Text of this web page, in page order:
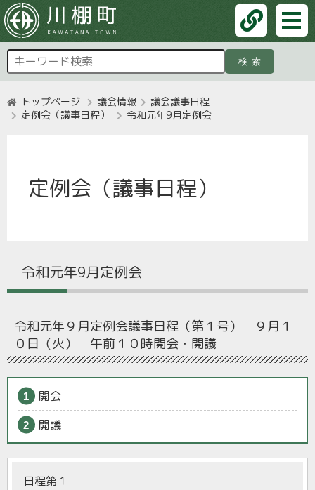
検索
トップページ 議会情報
議会議事日程
定例会（議事日程）
令和元年9月定例会
定例会（議事日程）
令和元年9月定例会
令和元年９月定例会議事日程（第１号） ９月１
０日（火） 午前１０時開会・開議
開会
開議
日程第１